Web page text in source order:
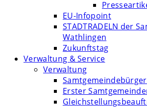
EU-Infopoint
STADTRADELN der
Wathlingen
Zukunftstag
Verwaltung & Service
Verwaltung
Erster